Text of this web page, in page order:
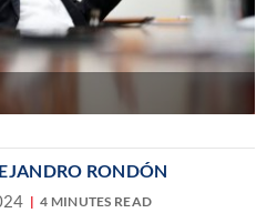
RONDÓN
4 MINUTES READ